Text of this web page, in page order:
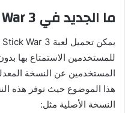
ما الجديد في Stick War 3 مهكرة
للمستخدمين الاستمتاع بها
المستخدمين عن النسخة
هذا الموضوع حيث توفر هذه
النسخة الأصلية مثل: